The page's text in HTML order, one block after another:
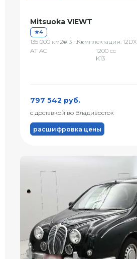
Mitsuoka VIEWT
4
135 000 км2013 г.Комплектация: 12DX
AT AC
1200 сс
K13
797 542 руб.
с доставкой во Владивосток
расшифровка цены